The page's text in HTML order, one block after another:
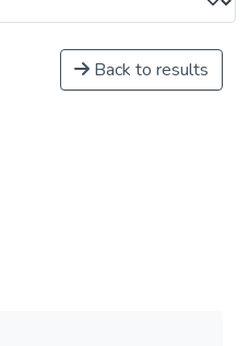
Back to results